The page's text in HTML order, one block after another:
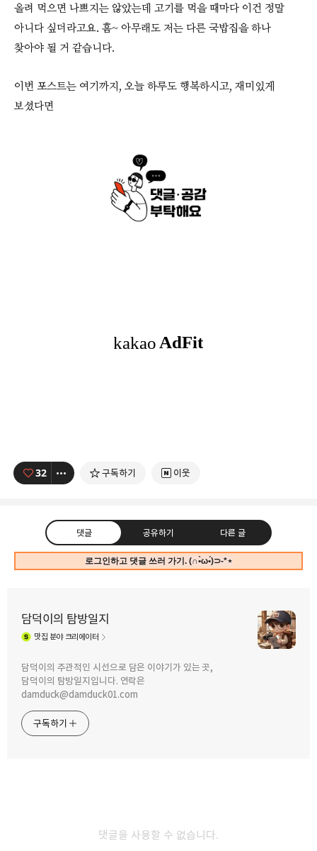
올려 먹으면 나쁘지는 않았는데 고기를 먹을 때마다 이건 정말
아니다 싶더라고요. 흠~ 아무래도 저는 다른 국밥집을 하나
찾아야 될 거 같습니다.
이번 포스트는 여기까지, 오늘 하루도 행복하시고, 재미있게
보셨다면
32 구독하기 이웃
댓글 공유하기 다른 글
로그인하고 댓글 쓰러 가기. (∩•̀ω•́)⊃-*⋆
담덕이의 탐방일지
맛집 분야 크리에이터
담덕이의 주관적인 시선으로 담은 이야기가 있는 곳,
담덕이의 탐방일지입니다. 연락은
damduck@damduck01.com
구독하기
댓글을 사용할 수 없습니다.
트위터
카카오스토리
피자 알레에서 피자, 스파게티, 치즈스틱
새우링까지 먹고 왔습니다. 치즈 듬뿍
피자는 만족 다른 건··· by 직장인 점심
메뉴 탐방
2025.07.22